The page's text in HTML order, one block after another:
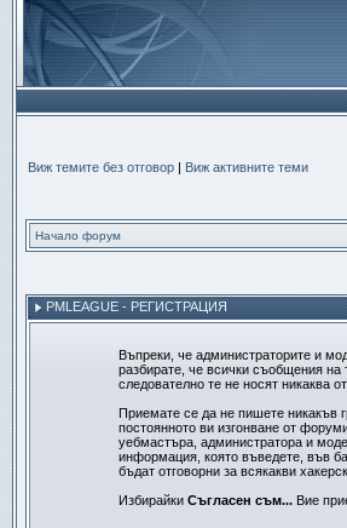
Виж темите без отговор | Виж активните теми
Начало форум
PMLEAGUE - РЕГИСТРАЦИЯ
Въпреки, че администраторите и
разбирате, че всички съобщения
следователно те не носят никаква
Приемате се да не пишете никакъв
постоянното ви изгонване от
уебмастъра, администратора и
информация, която въведете, във
бъдат отговорни за всякакви
Избирайки Съгласен съм...Вие